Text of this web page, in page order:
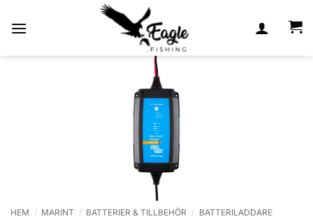
HEM / MARINT / BATTERIER & TILLBEHÖR / BATTERILADDARE